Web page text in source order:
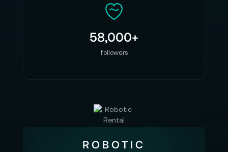
58,000+
followers
ROBOTIC